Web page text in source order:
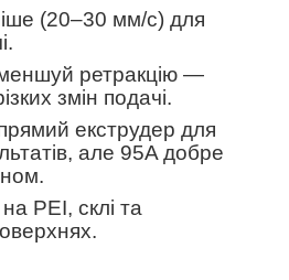
(20–30 мм/с) для
ретракцію —
змін подачі.
екструдер для
але 95A добре
PEI, склі та